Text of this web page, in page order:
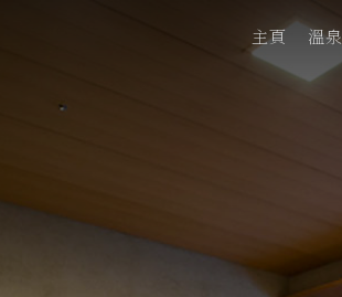
主頁 溫泉